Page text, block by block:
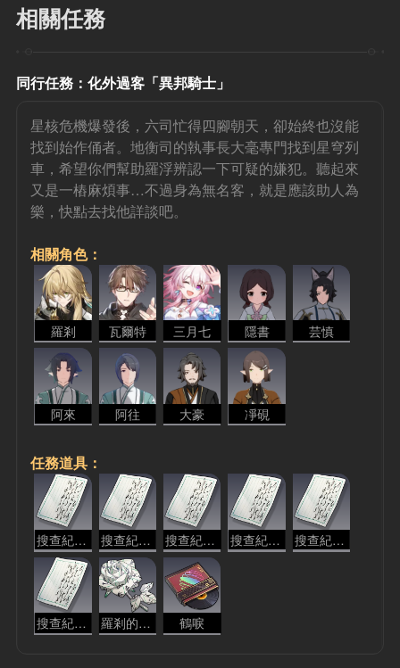
相關任務
同行任務：化外過客「異邦騎士」
星核危機爆發後，六司忙得四腳朝天，卻始終也沒能
找到始作俑者。地衡司的執事長大毫專門找到星穹列
車，希望你們幫助羅浮辨認一下可疑的嫌犯。聽起來
又是一樁麻煩事…不過身為無名客，就是應該助人為
樂，快點去找他詳談吧。
相關角色：
羅剎 瓦爾特 三月七 隱書 芸慎
阿來 阿往 大豪 凈硯
任務道具：
搜查紀錄「打感情牌」 搜查紀錄「書籍扉頁」 搜查紀錄「執事精神」 搜查紀錄「誠懇請求」 搜查紀錄「破財消災」
搜查紀錄「武力威脅」 羅剎的紙花 鶴唳